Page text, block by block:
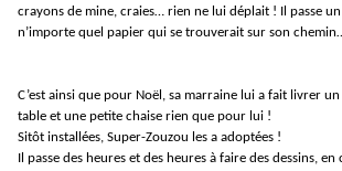
crayons de mine, craies… rien ne lui déplait ! Il passe
n’importe quel papier qui se trouverait sur son
C’est ainsi que pour Noël, sa marraine lui a fait livrer
table et une petite chaise rien que pour lui !
Sitôt installées, Super-Zouzou les a adoptées !
Il passe des heures et des heures à faire des dessins,